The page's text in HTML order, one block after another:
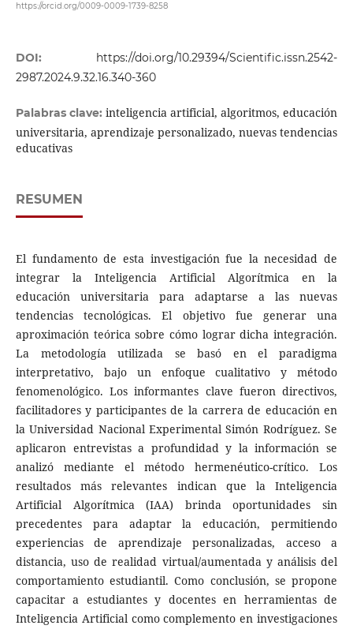
https://orcid.org/0009-0009-1739-8258
DOI: https://doi.org/10.29394/Scientific.issn.2542-
2987.2024.9.32.16.340-360
Palabras clave: inteligencia artificial, algoritmos, educación
universitaria, aprendizaje personalizado, nuevas tendencias
educativas
RESUMEN
El fundamento de esta investigación fue la necesidad de
integrar la Inteligencia Artificial Algorítmica en la
educación universitaria para adaptarse a las nuevas
tendencias tecnológicas. El objetivo fue generar una
aproximación teórica sobre cómo lograr dicha integración.
La metodología utilizada se basó en el paradigma
interpretativo, bajo un enfoque cualitativo y método
fenomenológico. Los informantes clave fueron directivos,
facilitadores y participantes de la carrera de educación en
la Universidad Nacional Experimental Simón Rodríguez. Se
aplicaron entrevistas a profundidad y la información se
analizó mediante el método hermenéutico-crítico. Los
resultados más relevantes indican que la Inteligencia
Artificial Algorítmica (IAA) brinda oportunidades sin
precedentes para adaptar la educación, permitiendo
experiencias de aprendizaje personalizadas, acceso a
distancia, uso de realidad virtual/aumentada y análisis del
comportamiento estudiantil. Como conclusión, se propone
capacitar a estudiantes y docentes en herramientas de
Inteligencia Artificial como complemento en investigaciones